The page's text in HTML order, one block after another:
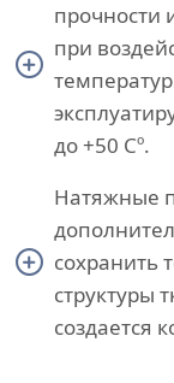
прочности
при
до +50 Сº.
Натяжные
сохранить
структуры
создается